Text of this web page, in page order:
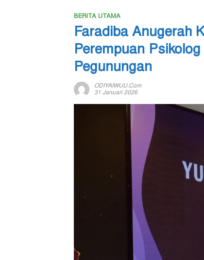
BERITA UTAMA
Faradiba Anugerah
Perempuan
Pegunungan
ODIYAIWUU.com
31 Januari 2026